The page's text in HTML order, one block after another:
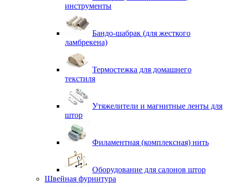
инструменты
Бандо-шабрак (для жесткого
ламбрекена)
Термостежка для домашнего
текстиля
Утяжелители и магнитные ленты для
штор
Филаментная (комплексная) нить
Оборудование для салонов штор
Швейная фурнитура